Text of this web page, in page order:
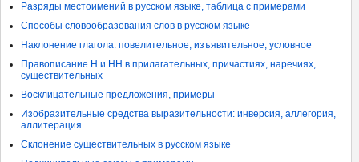
Разряды местоимений в русском языке, таблица с примерами
Способы словообразования слов в русском языке
Наклонение глагола: повелительное, изъявительное, условное
Правописание Н и НН в прилагательных, причастиях, наречиях,
существительных
Восклицательные предложения, примеры
Изобразительные средства выразительности: инверсия, аллегория,
аллитерация...
Склонение существительных в русском языке